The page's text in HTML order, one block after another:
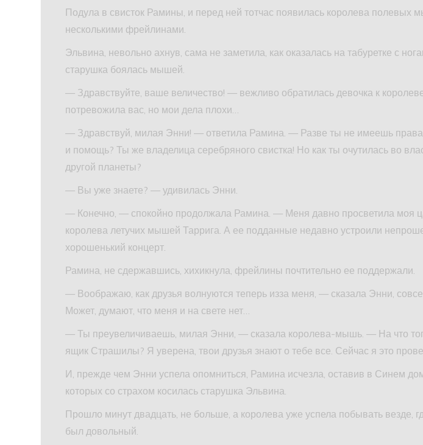
Подула в свисток Рамины, и перед ней тотчас появилась королева полевых
несколькими фрейлинами.
Эльвина, невольно ахнув, сама не заметила, как оказалась на табуретке с
старушка боялась мышей.
— Здравствуйте, ваше величество! — вежливо обратилась девочка к
потревожила вас, но мои дела плохи…
— Здравствуй, милая Энни! — ответила Рамина. — Разве ты не имеешь
и помощь? Ты же владелица серебряного свистка! Но как ты очутилась во
другой планеты?
— Вы уже знаете? — удивилась Энни.
— Конечно, — спокойно продолжала Рамина. — Меня давно просветила моя
королева летучих мышей Таррига. А ее подданные недавно устроили
хорошенький концерт.
Рамина, не сдержавшись, хихикнула, фрейлины почтительно ее поддержали.
— Воображаю, как друзья волнуются теперь изза меня, — сказала Энни,
Может, думают, что меня и на свете нет…
— Ты преувеличиваешь, милая Энни, — сказала королева-мышь. — На что
ящик Страшилы? Я уверена, твои друзья знают о тебе все. Сейчас я это
И, прежде чем Энни успела опомниться, Рамина исчезла, оставив в Синем
которых со страхом косилась старушка Эльвина.
Прошло минут двадцать, не больше, а королева уже успела побывать везде,
был довольный.